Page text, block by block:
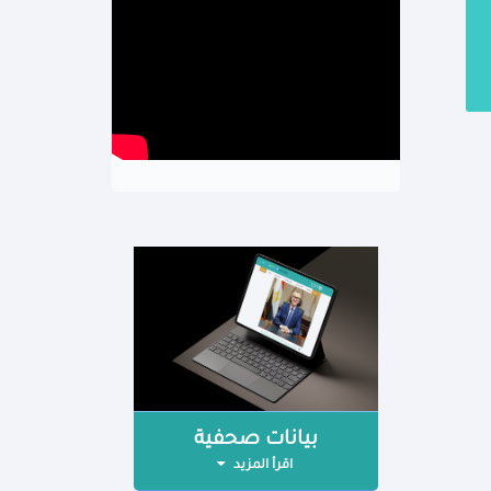
بيانات صحفية
اقرأ المزيد